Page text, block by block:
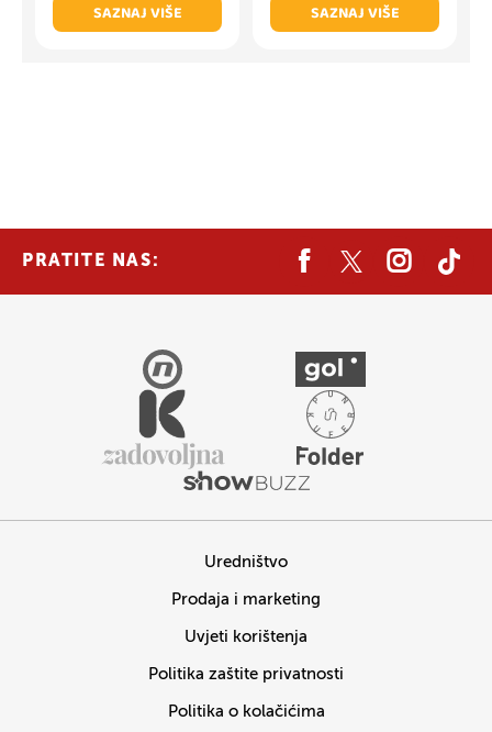
SAZNAJ VIŠE
SAZNAJ VIŠE
PRATITE NAS:
Uredništvo
Prodaja i marketing
Uvjeti korištenja
Politika zaštite privatnosti
Politika o kolačićima